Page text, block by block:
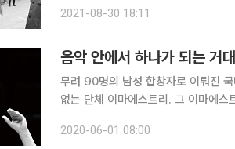
과 북의 적십자 간에 열린 회담이다.
2021-08-30 18:11
음악 안에서 하나가 되는 거
무려 90명의 남성 합창자로 이뤄진
없는 단체 이마에스트리. 그 이마에
에서 주역 가수로 활약했던 그는 작
2020-06-01 08:00